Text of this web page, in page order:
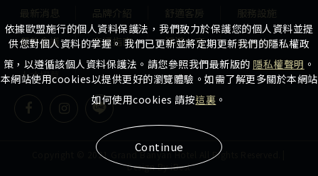
最新消息 品牌介紹 舒適客房
服務設施
餐飲會議
交通指南 慢遊台南 聯絡我們
人才招募
Copyright © 2021 Grand Banyan Hotel All Rights Reserved.
Design By iBest
依據歐盟施行的個人資料保護法，我們致力於保護您的個人資料並提
供您對個人資料的掌握。 我們已更新並將定期更新我們的隱私權政
策，以遵循該個人資料保護法。請您參照我們最新版的 隱私權聲明 。
本網站使用cookies以提供更好的瀏覽體驗。如需了解更多關於本網站
如何使用cookies 請按這裏 。
Continue